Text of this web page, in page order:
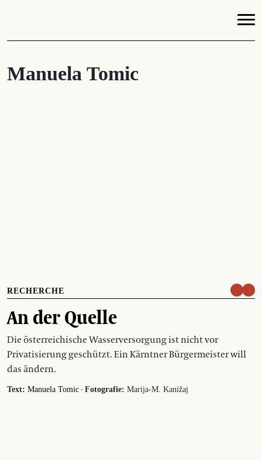
Manuela Tomic
RECHERCHE
An der Quelle
Die österreichische Wasserversorgung ist nicht vor
Privatisierung geschützt. Ein Kärntner Bürgermeister will
das ändern.
Text: Manuela Tomic · Fotografie: Marija-M. Kanižaj